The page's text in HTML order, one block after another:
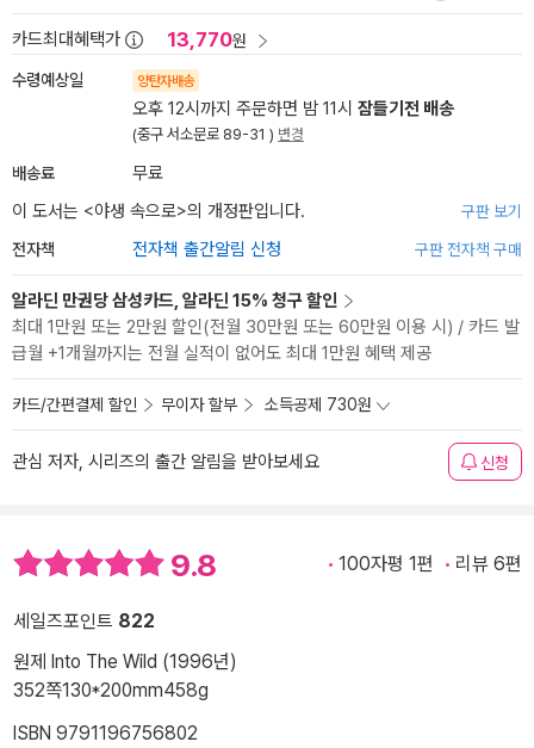
카드최대혜택가 13,770원
수령예상일 양탄자배송
오후 12시까지 주문하면 밤 11시 잠들기전 배송
(중구 서소문로 89-31 ) 변경
배송료
무료
이 도서는 <야생 속으로>의 개정판입니다. 구판 보기
전자책 전자책 출간알림 신청 구판 전자책 구매
알라딘 만권당 삼성카드, 알라딘 15% 청구 할인
최대 1만원 또는 2만원 할인(전월 30만원 또는 60만원 이용 시) / 카드 발
급월 +1개월까지는 전월 실적이 없어도 최대 1만원 혜택 제공
카드/간편결제 할인 무이자 할부 소득공제 730원
관심 저자, 시리즈의 출간 알림을 받아보세요 신청
9.8 100자평 1편 리뷰 6편
세일즈포인트 822
원제 Into The Wild (1996년)
352쪽130*200mm458g
ISBN 9791196756802